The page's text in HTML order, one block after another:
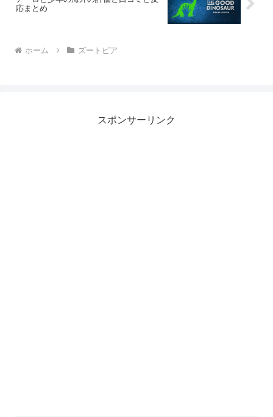
応まとめ
ホーム ズートピア
スポンサーリンク